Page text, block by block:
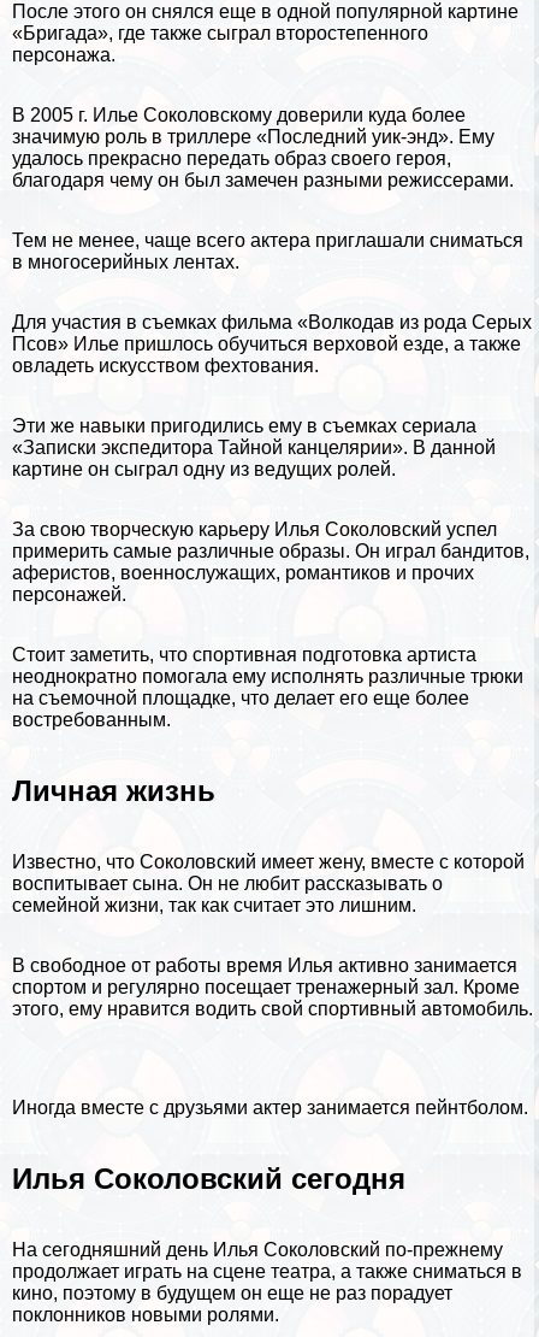
После этого он снялся еще в одной популярной картине
«Бригада», где также сыграл второстепенного
персонажа.
В 2005 г. Илье Соколовскому доверили куда более
значимую роль в триллере «Последний уик-энд». Ему
удалось прекрасно передать образ своего героя,
благодаря чему он был замечен разными режиссерами.
Тем не менее, чаще всего актера приглашали сниматься
в многосерийных лентах.
Для участия в съемках фильма «Волкодав из рода Серых
Псов» Илье пришлось обучиться верховой езде, а также
овладеть искусством фехтования.
Эти же навыки пригодились ему в съемках сериала
«Записки экспедитора Тайной канцелярии». В данной
картине он сыграл одну из ведущих ролей.
За свою творческую карьеру Илья Соколовский успел
примерить самые различные образы. Он играл бандитов,
аферистов, военнослужащих, романтиков и прочих
персонажей.
Стоит заметить, что спортивная подготовка артиста
неоднократно помогала ему исполнять различные трюки
на съемочной площадке, что делает его еще более
востребованным.
Личная жизнь
Известно, что Соколовский имеет жену, вместе с которой
воспитывает сына. Он не любит рассказывать о
семейной жизни, так как считает это лишним.
В свободное от работы время Илья активно занимается
спортом и регулярно посещает тренажерный зал. Кроме
этого, ему нравится водить свой спортивный автомобиль.
Иногда вместе с друзьями актер занимается пейнтболом.
Илья Соколовский сегодня
На сегодняшний день Илья Соколовский по-прежнему
продолжает играть на сцене театра, а также сниматься в
кино, поэтому в будущем он еще не раз порадует
поклонников новыми ролями.